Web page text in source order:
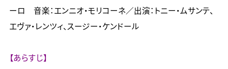
ーロ　音楽：エンニオ・モリコーネ／出演：トニー・ムサンテ、
エヴァ・レンツィ、スージー・ケンドール
【あらすじ】